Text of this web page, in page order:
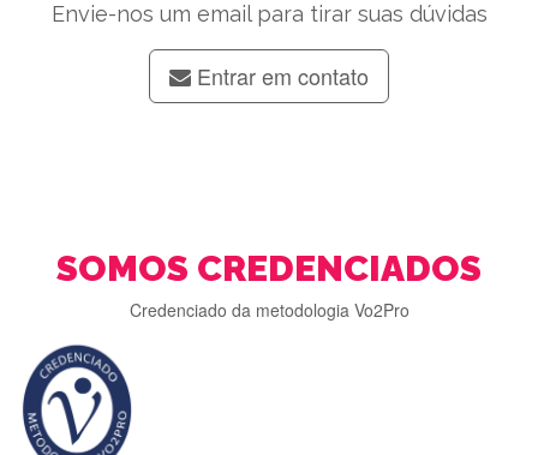
Envie-nos um email para tirar suas dúvidas
Entrar em contato
SOMOS CREDENCIADOS
Credenciado da metodologia Vo2Pro